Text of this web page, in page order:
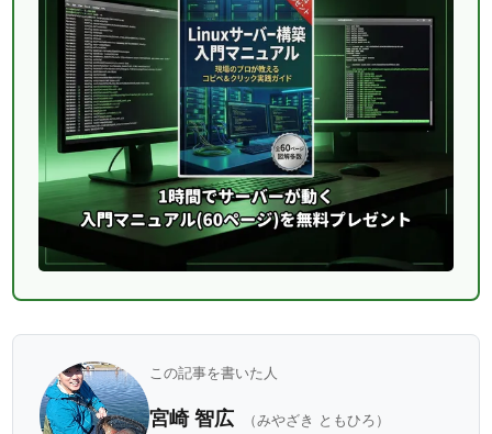
この記事を書いた人
宮崎 智広 （みやざき ともひろ）